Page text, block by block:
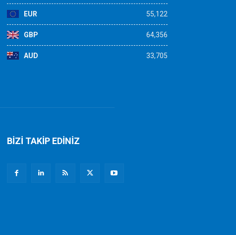
EUR 55,122
GBP 64,356
AUD 33,705
BİZİ TAKİP EDİNİZ